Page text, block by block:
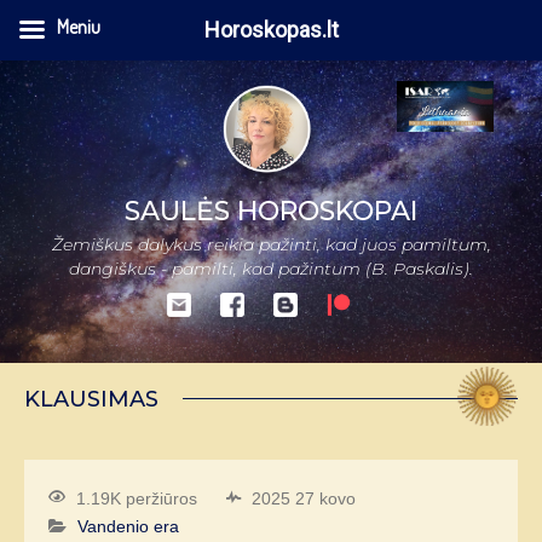
SAULĖS HOROSKOPAI
Žemiškus dalykus reikia pažinti, kad juos pamiltum,
dangiškus - pamilti, kad pažintum (B. Paskalis).
KLAUSIMAS
1.19K peržiūros
2025 27 kovo
Vandenio era
Meniu Horoskopas.lt